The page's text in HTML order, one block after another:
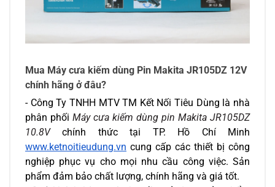
Mua Máy cưa kiếm dùng Pin Makita JR105DZ 12V
chính hãng ở đâu?
- Công Ty TNHH MTV TM Kết Nối Tiêu Dùng là nhà
phân phối Máy cưa kiếm dùng pin Makita JR105DZ
10.8V
www.ketnoitieudung.vn cung cấp các thiết bị công
nghiệp phục vụ cho mọi nhu cầu công việc. Sản
phẩm đảm bảo chất lượng, chính hãng và giá tốt.